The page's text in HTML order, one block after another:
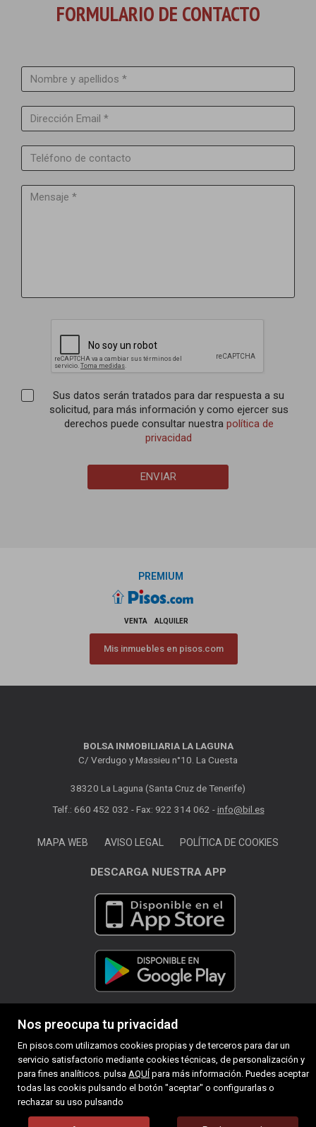
Nos preocupa tu privacidad
En pisos.com utilizamos cookies propias y de terceros para dar un
servicio satisfactorio mediante cookies técnicas, de personalización y
para fines analíticos. pulsa AQUÍ para más información. Puedes aceptar
todas las cookis pulsando el botón "aceptar" o configurarlas o
rechazar su uso pulsando
FORMULARIO DE CONTACTO
Sus datos serán tratados para dar respuesta a su
solicitud, para más información y como ejercer sus
derechos puede consultar nuestra política de
privacidad
ENVIAR
PREMIUM
VENTA ALQUILER
Mis inmuebles en pisos.com
BOLSA INMOBILIARIA LA LAGUNA
C/ Verdugo y Massieu n°10. La Cuesta
38320 La Laguna (Santa Cruz de Tenerife)
Telf.: 660 452 032 - Fax: 922 314 062 -info@bil.es
MAPA WEB AVISO LEGAL POLÍTICA DE COOKIES
DESCARGA NUESTRA APP